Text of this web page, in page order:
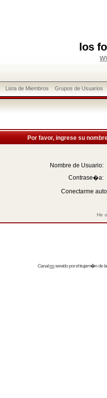
los
Lista de Miembros Grupos de Usuarios
Por favor, ingrese su
Nombre de Usuario:
Contrase�a:
Conectarme
He
Canalrssservido por eltrujam�nde